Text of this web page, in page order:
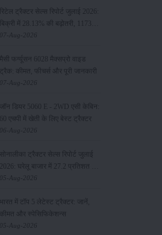
रिटेल ट्रैक्टर सेल्स रिपोर्ट जुलाई 2026:
बिक्री में 28.13% की बढ़ोतरी, 117349
यूनिट्स बेचे
07-Aug-2026
मैसी फर्ग्यूसन 6028 मैक्सप्रो वाइड
ट्रैक: कीमत, फीचर्स और पूरी जानकारी
07-Aug-2026
जॉन डियर 5060 E - 2WD एसी केबिन:
60 एचपी में खेती के लिए बेस्ट ट्रैक्टर
06-Aug-2026
सोनालीका ट्रैक्टर सेल्स रिपोर्ट जुलाई
2026: घरेलू बाजार में 27.2 प्रतिशत की
वृद्धि, 11442 ट्रैक्टर बेचे
05-Aug-2026
भारत में टॉप 5 लेटेस्ट ट्रैक्टर: जानें,
कीमत और स्पेसिफिकेशन्स
05-Aug-2026